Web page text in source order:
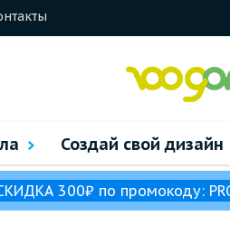
Создай свой дизайн
300₽ по промокоду: